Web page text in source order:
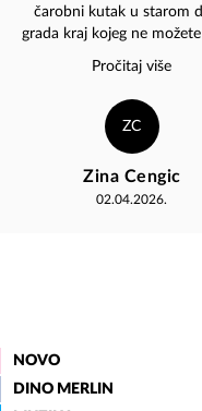
čarobni kutak u starom
grada kraj kojeg ne
a da vas ne privuče zvuk
Dine Merlina koje
pjevušiti. Izlog je uvijek
posebnim ukusom, a
Magaze besprijekoran.
širokog asortimana, uz
izuzetno ljubaznog i
Pročitaj više
ZC
Zina Cengic
02.04.2026.
NOVO
DINO MERLIN